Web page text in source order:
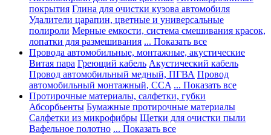
покрытия Глина для очистки кузова автомобиля
Удалители царапин, цветные и универсальные
полироли Мерные емкости, система смешивания красок,
лопатки для размешивания ... Показать все
Провода автомобильные, монтажные, акустические
Витая пара Греющий кабель Акустический кабель
Провод автомобильный медный, ПГВА Провод
автомобильный монтажный, CCA ... Показать все
Протирочные материалы, салфетки, губки
Абсорбьенты Бумажные протирочные материалы
Салфетки из микрофибры Щетки для очистки пыли
Вафельное полотно ... Показать все